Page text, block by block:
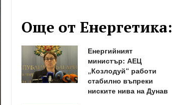
Още от Енергетика:
Енергийният
министър: АЕЦ
„Козлодуй“ работи
стабилно въпреки
ниските нива на Дунав